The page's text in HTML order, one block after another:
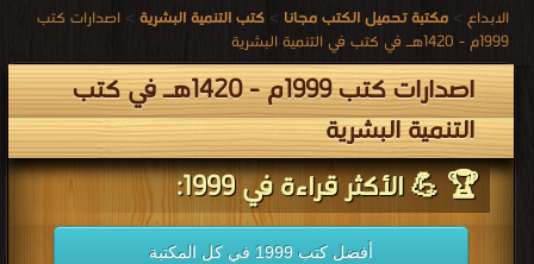
الابداع > مكتبة تحميل الكتب مجانا > كتب التنمية البشرية > اصدارات كتب
1999م - 1420هـ في كتب في التنمية البشرية
اصدارات كتب 1999م - 1420هـ في كتب
التنمية البشرية
🏆 💪 الأكثر قراءة في 1999:
أفضل كتب 1999 في كل المكتبة